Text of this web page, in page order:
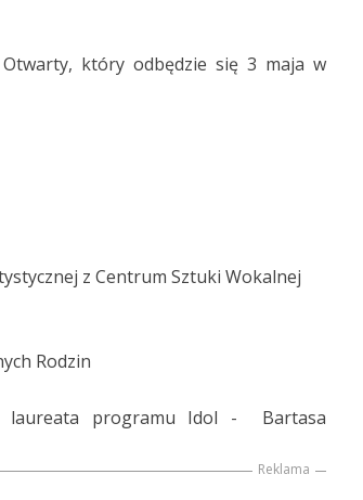
który odbędzie się 3 maja w
z Centrum Sztuki Wokalnej
Rodzin
laureata programu Idol - Bartasa
Reklama